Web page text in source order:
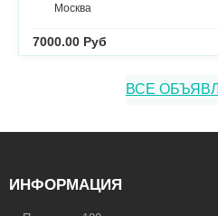
Москва
7000.00 Руб
ВСЕ
ИНФОРМАЦИЯ